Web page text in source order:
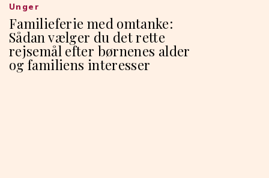
Familieferie med omtanke:
Sådan vælger du det rette
rejsemål efter børnenes alder
og familiens interesser
Unger